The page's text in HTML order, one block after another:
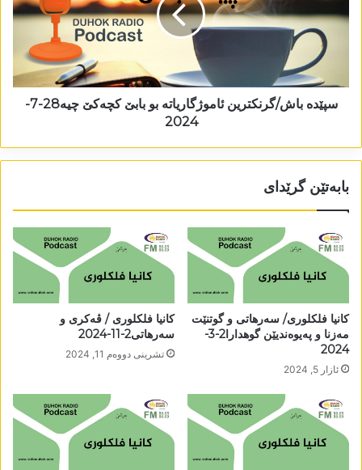
سپێدە باش/گرنکترین ئاموژگاریاتە بو بابێ کچەکێ چیە28-7-
2024
بابەتێن گرێدای
کانیا فلکلوری/ سەرھاتی و گوتنێت
مەزنا و پەیوەندیێن گوھدارا2-3-
2024
ئازار 5, 2024
کانیا فلکلوری / ڤەکری و
سەرھاتی2-11-2024
تشرینی دووه‌م 11, 2024